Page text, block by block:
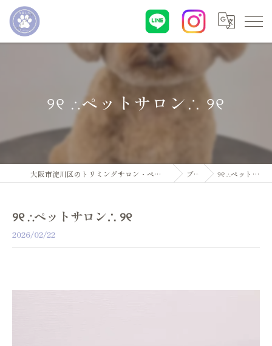
୨୧ ∴ペットサロン∴ ୨୧
大阪市淀川区のトリミングサロン・ペットサロンならDogsalon ARUN ブログ ୨୧ ∴ペットサロン∴ ୨୧
୨୧ ∴ペットサロン∴ ୨୧
2026/02/22